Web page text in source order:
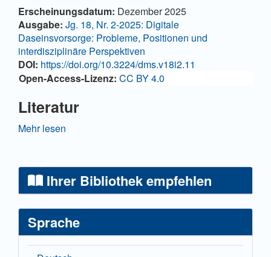
Artikel-Details
Erscheinungsdatum: Dezember 2025
Ausgabe: Jg. 18, Nr. 2-2025: Digitale
Daseinsvorsorge: Probleme, Positionen und
interdisziplinäre Perspektiven
DOI: https://doi.org/10.3224/dms.v18i2.11
Open-Access-Lizenz: CC BY 4.0
Literatur
Alford, John (2016). Co-Production, Interdependence
https://doi.org/10.1080/14719037.2015.1111659
Althammer, Jörg W. & Lampert, Heinz (2014).
Artmann, Elisabeth (2023): Erwerbsverläufe und
frühzeitige Aktivierung von Bedarfsgemeinschaften mit
kleinen Kindern, IAB-Forschungsbericht 3/2023,
Mehr lesen
Ihrer Bibliothek empfehlen
Sprache